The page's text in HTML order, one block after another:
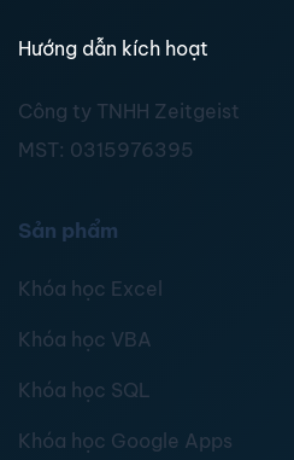
Hướng dẫn kích hoạt
Công ty TNHH Zeitgeist
MST: 0315976395
Sản phẩm
Khóa học Excel
Khóa học VBA
Khóa học SQL
Khóa học Google Apps